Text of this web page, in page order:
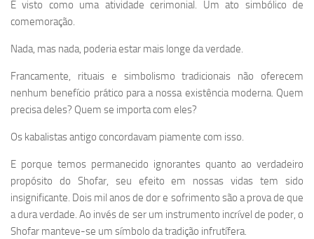
É visto como uma atividade cerimonial. Um ato simbólico de
comemoração.
Nada, mas nada, poderia estar mais longe da verdade.
Francamente, rituais e simbolismo tradicionais não oferecem
nenhum benefício prático para a nossa existência moderna. Quem
precisa deles? Quem se importa com eles?
Os kabalistas antigo concordavam piamente com isso.
E porque temos permanecido ignorantes quanto ao verdadeiro
propósito do Shofar, seu efeito em nossas vidas tem sido
insignificante. Dois mil anos de dor e sofrimento são a prova de que
a dura verdade. Ao invés de ser um instrumento incrível de poder, o
Shofar manteve-se um símbolo da tradição infrutífera.